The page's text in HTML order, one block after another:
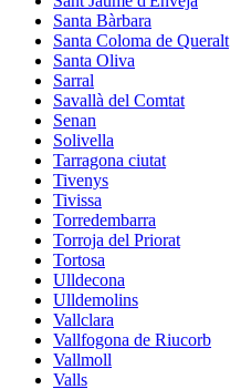
Santa Bàrbara
Santa Coloma de Queralt
Santa Oliva
Sarral
Savallà del Comtat
Senan
Solivella
Tarragona ciutat
Tivenys
Tivissa
Torredembarra
Torroja del Priorat
Tortosa
Ulldecona
Ulldemolins
Vallclara
Vallfogona de Riucorb
Vallmoll
Valls